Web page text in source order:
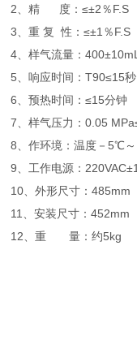
2、精 度：≤±2％F.S
3、重 复 性：≤±1％F.S
4、样气流量：
5、响应时间：T90≤15秒
6、预热时间：≤15分钟
7、样气压力：0.05
8、作环境：温度－5℃
9、工作电源：
10、外形尺寸：485mm
11、安装尺寸：452mm
12、重 量：约5kg